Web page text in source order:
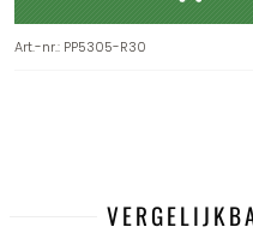
Art.-nr.: PP5305-R30